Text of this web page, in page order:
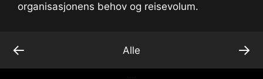
organisasjonens behov og reisevolum.
← →
Alle